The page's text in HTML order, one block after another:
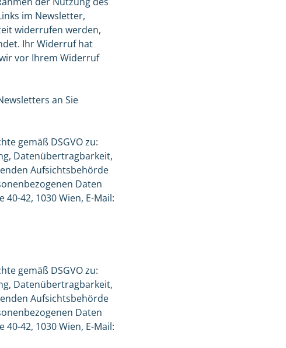
im Newsletter,
widerrufen werden,
Ihr Widerruf hat
vor Ihrem Widerruf
an Sie
gemäß DSGVO zu:
Datenübertragbarkeit,
Aufsichtsbehörde
Daten
42, 1030 Wien, E-Mail:
gemäß DSGVO zu:
Datenübertragbarkeit,
Aufsichtsbehörde
Daten
42, 1030 Wien, E-Mail: